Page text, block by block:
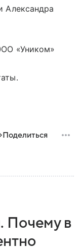
Александра
«Уником»
Поделиться
Почему в